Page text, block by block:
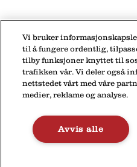
©
Vi bruker
til å fungere ordentlig,
tilby funksjoner knyttet til
trafikken vår. Vi deler også
nettstedet vårt med våre
medier, reklame og analyse.
Avvis alle